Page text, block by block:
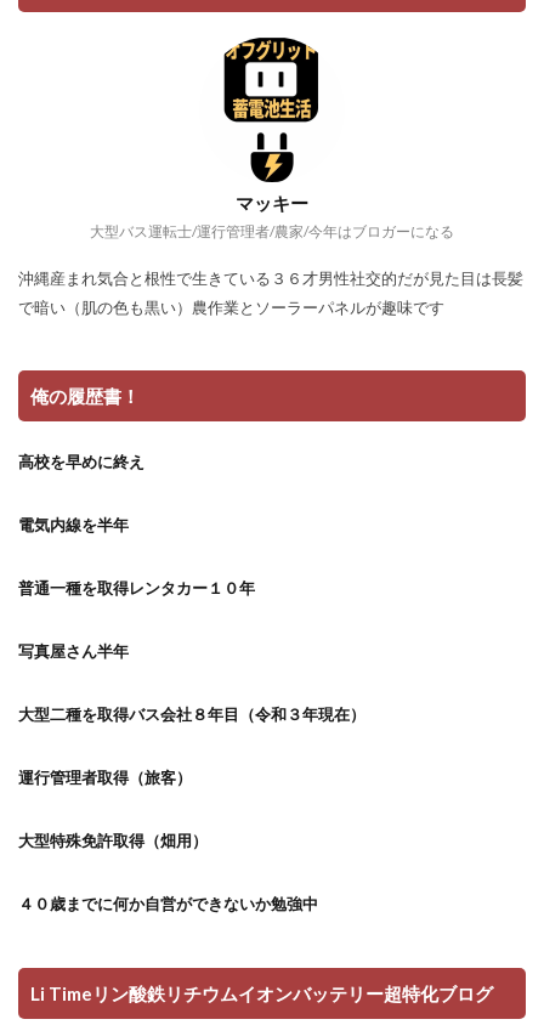
マッキー
大型バス運転士/運行管理者/農家/今年はブロガーになる
沖縄産まれ気合と根性で生きている３６才男性社交的だが見た目は長髪
で暗い（肌の色も黒い）農作業とソーラーパネルが趣味です
俺の履歴書！
高校を早めに終え
電気内線を半年
普通一種を取得レンタカー１０年
写真屋さん半年
大型二種を取得バス会社８年目（令和３年現在）
運行管理者取得（旅客）
大型特殊免許取得（畑用）
４０歳までに何か自営ができないか勉強中
Li Timeリン酸鉄リチウムイオンバッテリー超特化ブログ